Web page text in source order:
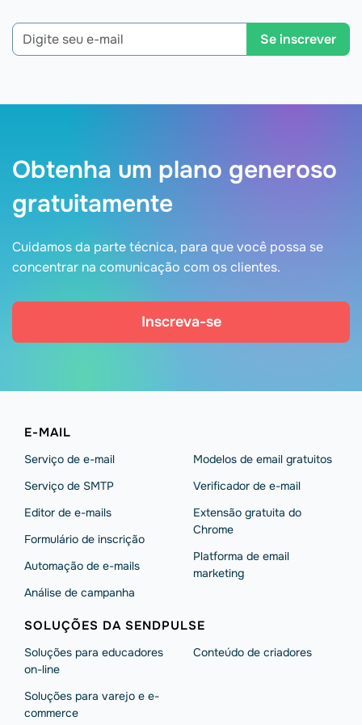
Se inscrever
Obtenha um plano generoso
gratuitamente
Cuidamos da parte técnica, para que você possa se
concentrar na comunicação com os clientes.
Inscreva-se
E-MAIL
Serviço de e-mail
Serviço de SMTP
Editor de e-mails
Formulário de inscrição
Automação de e-mails
Análise de campanha
Modelos de email gratuitos
Verificador de e-mail
Extensão gratuita do
Chrome
Platforma de email
marketing
SOLUÇÕES DA SENDPULSE
Soluções para educadores
on-line
Soluções para varejo e e-
commerce
Conteúdo de criadores